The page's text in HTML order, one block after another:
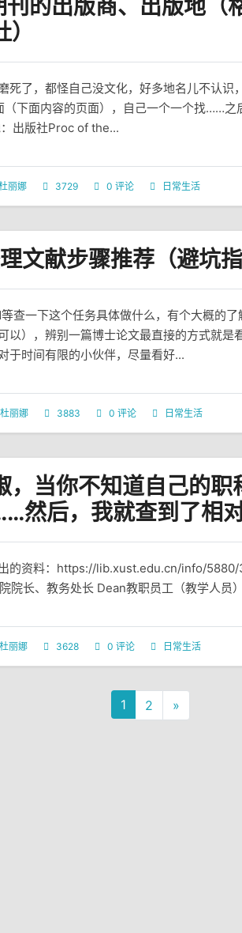
的出版商、出版地（
死了，都怪自己没文化，好多地名儿不认识
下面内容的页面），自己一个一个找……
出版社Proc of the...
丽娜 3729 0 评论 日常生活
文献步骤推荐（避坑指
查一下这个任务具体做什么，有个大概的
以），辨别一篇博士论文最直接的方式就是
于时间有限的小伙伴，尽量看好...
杜丽娜 3883 0 评论 日常生活
，当你不知道自己的职
然后，我就查到了相
的资料：https://lib.xust.edu.cn/info/
院长、教务处长 Dean教职员工（教学人员
杜丽娜 3628 0 评论 日常生活
1 2 »